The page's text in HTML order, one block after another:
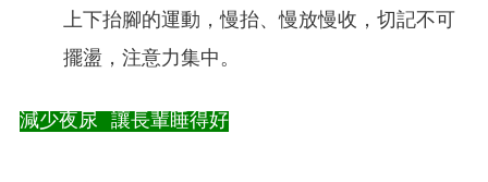
上下抬腳的運動，慢抬、慢放慢收，切記不可
擺盪，注意力集中。
減少夜尿 讓長輩睡得好